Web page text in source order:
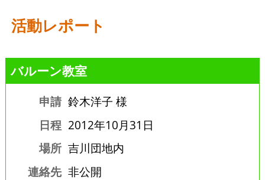
活動レポート
バルーン教室
申請 鈴木洋子 様
日程 2012年10月31日
場所 吉川団地内
連絡先 非公開